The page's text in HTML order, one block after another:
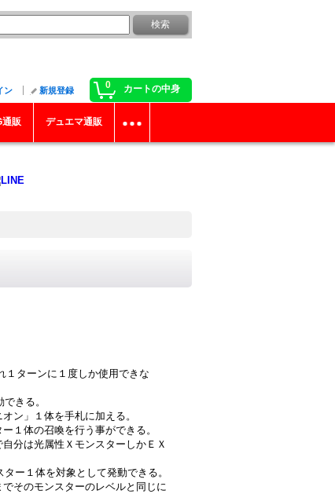
0 カートの中身
ン 新規登録
通販 デュエマ通販
１ターンに１度しか使用できな
きる。
ン」１体を手札に加える。
１体の召喚を行う事ができる。
分は光属性ＸモンスターしかＥＸ
ー１体を対象として発動できる。
そのモンスターのレベルと同じに